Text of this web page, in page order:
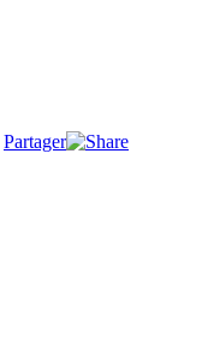
Partager